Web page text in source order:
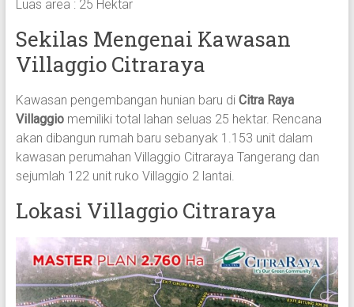
Luas area : 25 Hektar
Sekilas Mengenai Kawasan
Villaggio Citraraya
Kawasan pengembangan hunian baru di Citra Raya
Villaggiomemiliki total lahan seluas 25 hektar. Rencana
akan dibangun rumah baru sebanyak 1.153 unit dalam
kawasan perumahan Villaggio Citraraya Tangerang dan
sejumlah 122 unit ruko Villaggio 2 lantai.
Lokasi Villaggio Citraraya